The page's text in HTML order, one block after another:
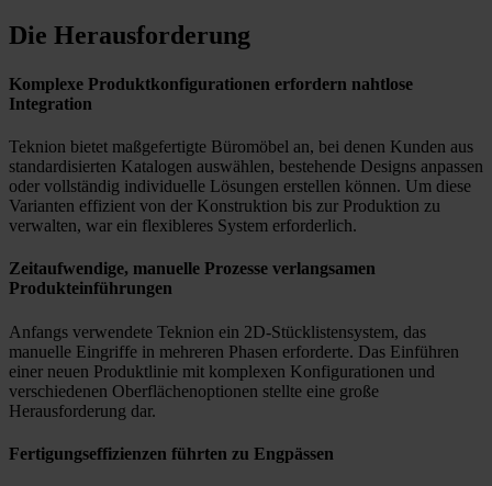
Die Herausforderung
Komplexe Produktkonfigurationen erfordern nahtlose
Integration
Teknion bietet maßgefertigte Büromöbel an, bei denen Kunden aus
standardisierten Katalogen auswählen, bestehende Designs anpassen
oder vollständig individuelle Lösungen erstellen können. Um diese
Varianten effizient von der Konstruktion bis zur Produktion zu
verwalten, war ein flexibleres System erforderlich.
Zeitaufwendige, manuelle Prozesse verlangsamen
Produkteinführungen
Anfangs verwendete Teknion ein 2D-Stücklistensystem, das
manuelle Eingriffe in mehreren Phasen erforderte. Das Einführen
einer neuen Produktlinie mit komplexen Konfigurationen und
verschiedenen Oberflächenoptionen stellte eine große
Herausforderung dar.
Fertigungseffizienzen führten zu Engpässen